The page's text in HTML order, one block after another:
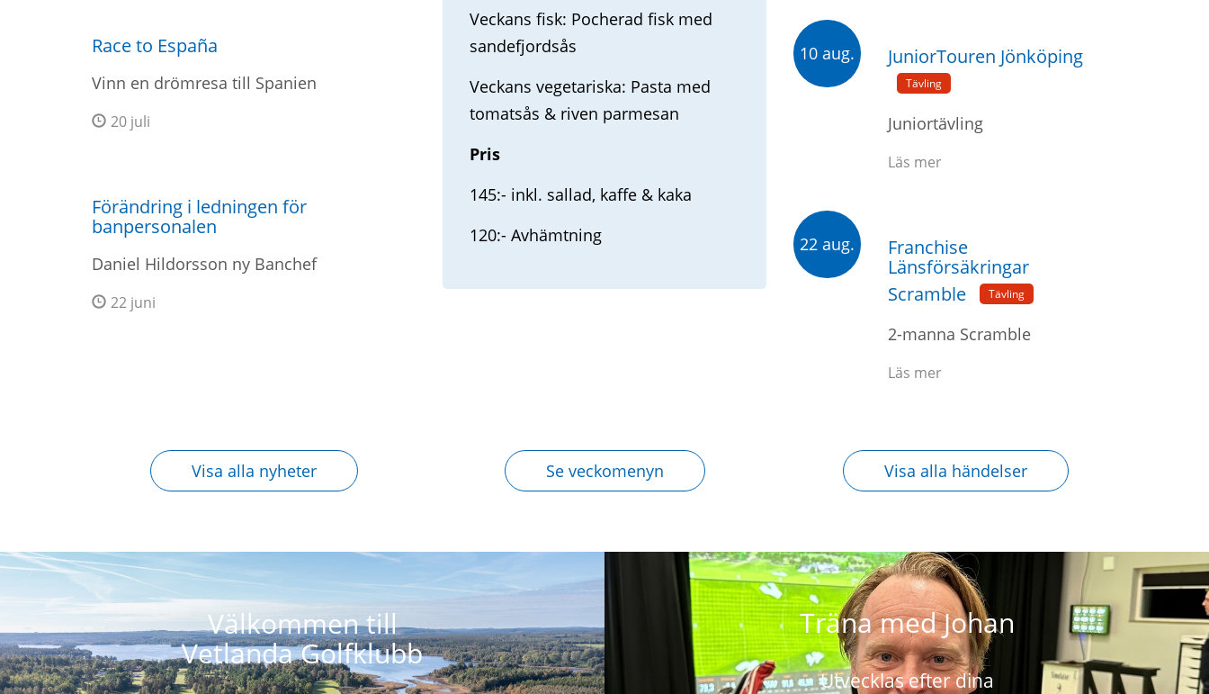
Race to España
Vinn en drömresa till Spanien
20 juli
Förändring i ledningen för
banpersonalen
Daniel Hildorsson ny Banchef
22 juni
Visa alla nyheter
Veckans fisk: Pocherad fisk med
sandefjordsås
Veckans vegetariska: Pasta med
tomatsås & riven parmesan
Pris
145:- inkl. sallad, kaffe & kaka
120:- Avhämtning
Se veckomenyn
10 aug. JuniorTouren Jönköping
Tävling
Juniortävling
Läs mer
22 aug.
Franchise
Länsförsäkringar
Scramble
Tävling
2-manna Scramble
Läs mer
Visa alla händelser
Välkommen till
Vetlanda Golfklubb
Träna med Johan
Utvecklas efter dina